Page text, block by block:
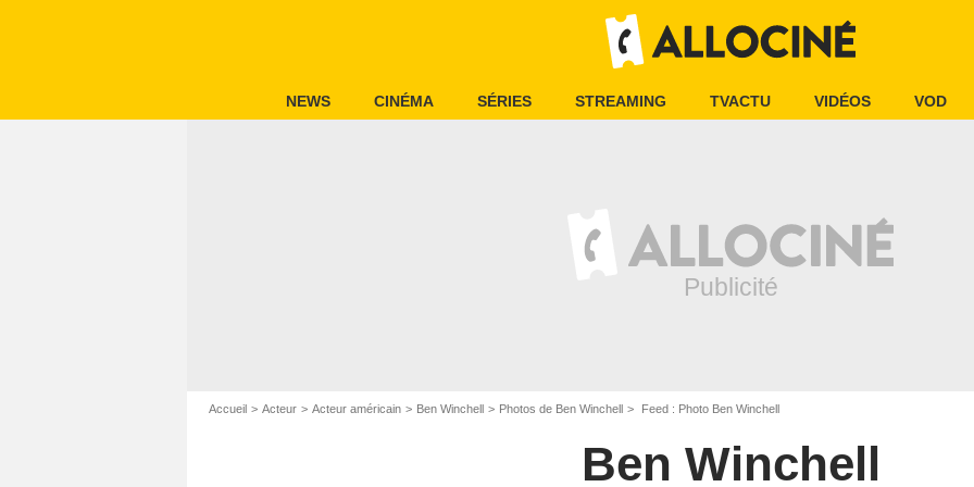
NEWS CINÉMA SÉRIES STREAMING TVACTU VIDÉOS VOD
Accueil Acteur Acteur américain Ben Winchell Photos de Ben Winchell Feed : Photo Ben Winchell
Ben Winchell